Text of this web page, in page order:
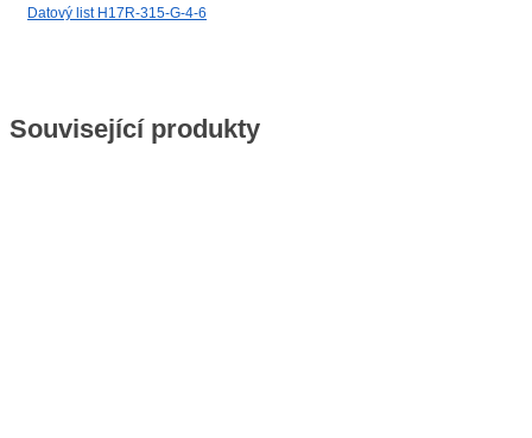
Datový list H17R-315-G-4-6
Související produkty